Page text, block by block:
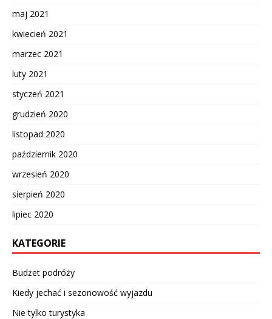
maj 2021
kwiecień 2021
marzec 2021
luty 2021
styczeń 2021
grudzień 2020
listopad 2020
październik 2020
wrzesień 2020
sierpień 2020
lipiec 2020
KATEGORIE
Budżet podróży
Kiedy jechać i sezonowość wyjazdu
Nie tylko turystyka